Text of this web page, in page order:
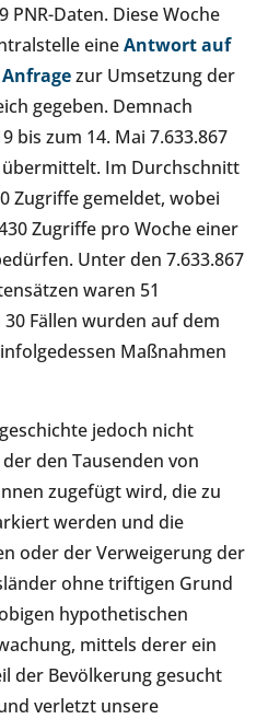
PNR-Daten. Diese Woche
eineAntwort auf
zur Umsetzung der
gegeben. Demnach
bis zum 14. Mai 7.633.867
übermittelt. Im Durchschnitt
Zugriffe gemeldet, wobei
Zugriffe pro Woche einer
Unter den 7.633.867
waren 51
Fällen wurden auf dem
Maßnahmen
jedoch nicht
den Tausenden von
zugefügt wird, die zu
werden und die
oder der Verweigerung der
ohne triftigen Grund
hypothetischen
mittels derer ein
der Bevölkerung gesucht
verletzt unsere